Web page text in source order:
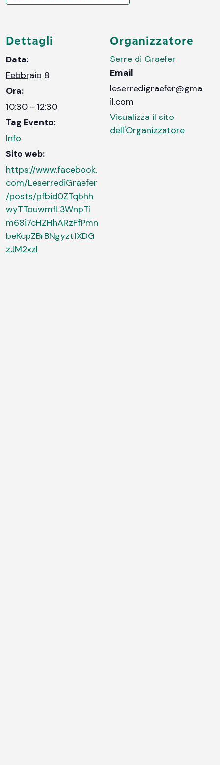
Dettagli
Data:
Febbraio 8
Ora:
10:30 - 12:30
Tag Evento:
Info
Sito web:
https://www.facebook.
com/LeserrediGraefer
/posts/pfbid0ZTqbhh
wyTTouwmfL3WnpTi
m68i7cHZHhARzFfPmn
beKcpZBrBNgyzt1XDG
zJM2xzl
Organizzatore
Serre di Graefer
Email
leserredigraefer@gma
il.com
Visualizza il sito
dell'Organizzatore